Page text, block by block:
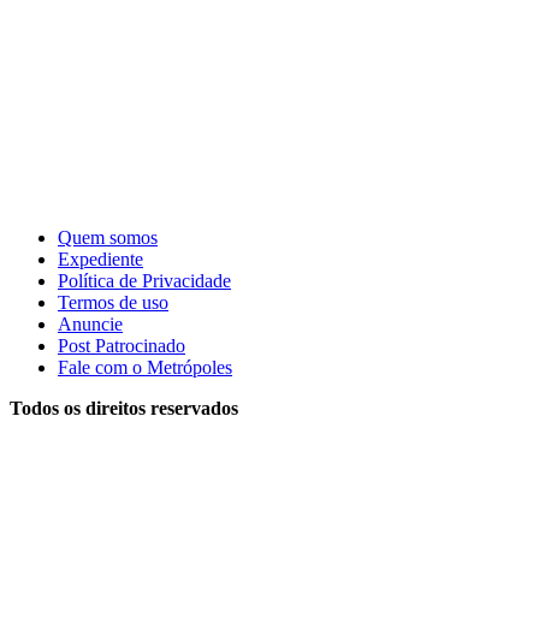
Quem somos
Expediente
Política de Privacidade
Termos de uso
Anuncie
Post Patrocinado
Fale com o Metrópoles
Todos os direitos reservados